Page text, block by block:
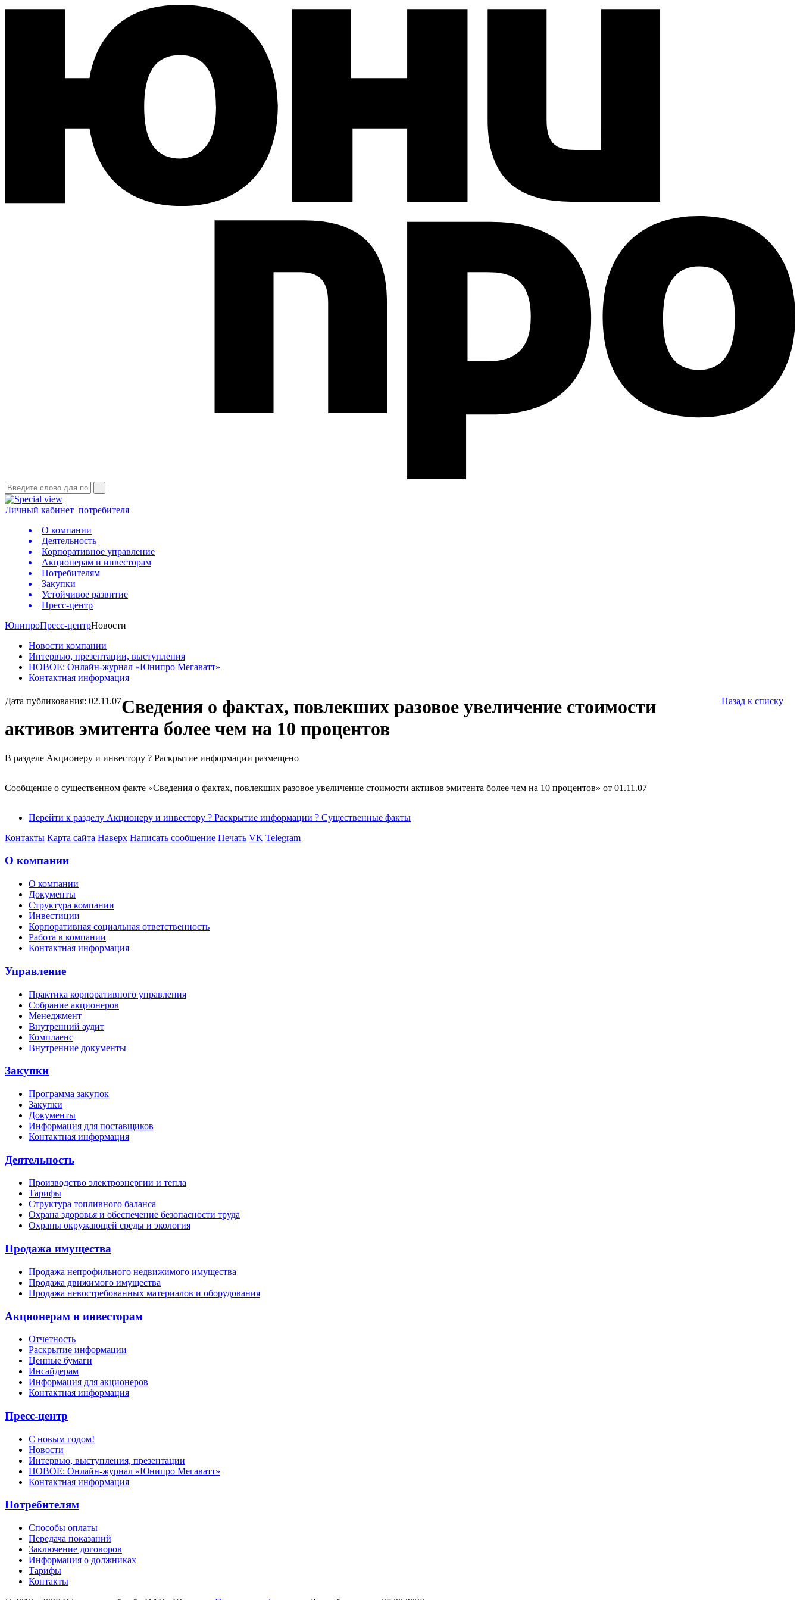
Личный кабинет потребителя
О компании
Деятельность
Корпоративное управление
Акционерам и инвесторам
Потребителям
Закупки
Устойчивое развитие
Пресс-центр
ЮнипроПресс-центрНовости
Новости компании
Интервью, презентации, выступления
НОВОЕ: Онлайн-журнал «Юнипро Мегаватт»
Контактная информация
Дата публикования: 02.11.07 Назад к списку
Сведения о фактах, повлекших разовое увеличение стоимости
активов эмитента более чем на 10 процентов
В разделе Акционеру и инвестору ? Раскрытие информации размещено
Сообщение о существенном факте «Сведения о фактах, повлекших разовое увеличение стоимости активов эмитента более чем на 10 процентов» от 01.11.07
Перейти к разделу Акционеру и инвестору ? Раскрытие информации ? Существенные факты
Контакты Карта сайта Наверх Написать сообщение Печать VK Telegram
О компании
О компании
Документы
Структура компании
Инвестиции
Корпоративная социальная ответственность
Работа в компании
Контактная информация
Управление
Практика корпоративного управления
Собрание акционеров
Менеджмент
Внутренний аудит
Комплаенс
Внутренние документы
Закупки
Программа закупок
Закупки
Документы
Информация для поставщиков
Контактная информация
Деятельность
Производство электроэнергии и тепла
Тарифы
Структура топливного баланса
Охрана здоровья и обеспечение безопасности труда
Охраны окружающей среды и экология
Продажа имущества
Продажа непрофильного недвижимого имущества
Продажа движимого имущества
Продажа невостребованных материалов и оборудования
Акционерам и инвесторам
Отчетность
Раскрытие информации
Ценные бумаги
Инсайдерам
Информация для акционеров
Контактная информация
Пресс-центр
С новым годом!
Новости
Интервью, выступления, презентации
НОВОЕ: Онлайн-журнал «Юнипро Мегаватт»
Контактная информация
Потребителям
Способы оплаты
Передача показаний
Заключение договоров
Информация о должниках
Тарифы
Контакты